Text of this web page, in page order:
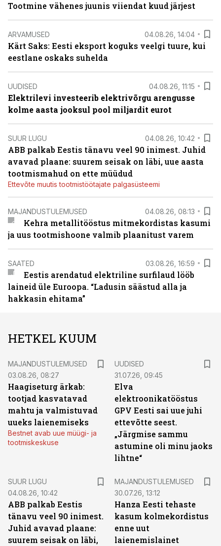
Tootmine vähenes juunis viiendat kuud järjest
ARVAMUSED 04.08.26, 14:04
Kärt Saks: Eesti eksport koguks veelgi tuure, kui
eestlane oskaks suhelda
UUDISED 04.08.26, 11:15
Elektrilevi investeerib elektrivõrgu arengusse
kolme aasta jooksul pool miljardit eurot
SUUR LUGU 04.08.26, 10:42
ABB palkab Eestis tänavu veel 90 inimest. Juhid
avavad plaane: suurem seisak on läbi, uue aasta
tootmismahud on ette müüdud
Ettevõte muutis tootmistöötajate palgasüsteemi
MAJANDUSTULEMUSED 04.08.26, 08:13
Kehra metallitööstus mitmekordistas kasumi
ja uus tootmishoone valmib plaanitust varem
SAATED 03.08.26, 16:59
Eestis arendatud elektriline surfilaud lööb
laineid üle Euroopa. “Ladusin säästud alla ja
hakkasin ehitama”
HETKEL KUUM
MAJANDUSTULEMUSED
03.08.26, 08:27
Haagiseturg ärkab:
tootjad kasvatavad
mahtu ja valmistuvad
uueks laienemiseks
Bestnet avab uue müügi- ja
tootmiskeskuse
UUDISED
31.07.26, 09:45
Elva
elektroonikatööstus
GPV Eesti sai uue juhi
ettevõtte seest.
„Järgmise sammu
astumine oli minu jaoks
lihtne“
SUUR LUGU
04.08.26, 10:42
ABB palkab Eestis
tänavu veel 90 inimest.
Juhid avavad plaane:
suurem seisak on läbi,
MAJANDUSTULEMUSED
30.07.26, 13:12
Hanza Eesti tehaste
kasum kolmekordistus
enne uut
laienemislainet